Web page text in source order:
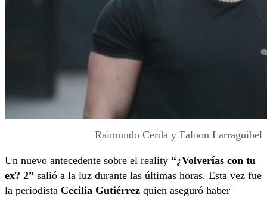
Raimundo Cerda y Faloon Larraguibel
Un nuevo antecedente sobre el reality “¿Volverías con tu
ex? 2” salió a la luz durante las últimas horas. Esta vez fue
la periodista Cecilia Gutiérrez quien aseguró haber